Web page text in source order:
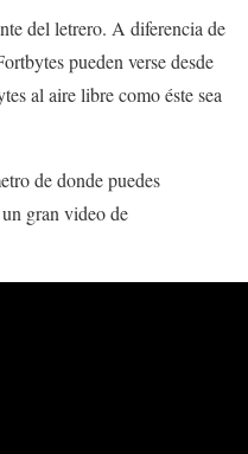
del letrero. A diferencia de
pueden verse desde
al aire libre como éste sea
de donde puedes
gran video de